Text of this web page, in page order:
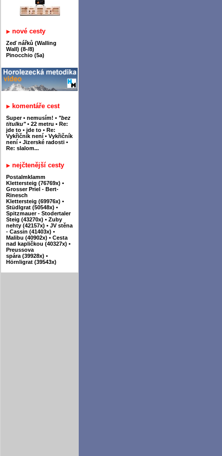
nové cesty
Zeď nářků (Walling
Wall) (8-/8)
Pinocchio (5a)
komentáře cest
Super • nemusím! • "bez
titulku" • 22 metru • Re:
jde to • jde to • Re:
Vykřičník není • Vykřičník
není • Jizerské radosti •
Re: slalom...
nejčtenější cesty
Postalmklamm
Klettersteig (76769x) •
Grosser Priel - Bert-
Rinesch
Klettersteig (69976x) •
Stüdlgrat (50548x) •
Spitzmauer - Stodertaler
Steig (43270x) • Zuby
nehty (42157x) • JV stěna
- Cassin (41403x) •
Malibu (40902x) • Cesta
nad kapličkou (40327x) •
Preussova
spára (39928x) •
Hörnligrat (39543x)